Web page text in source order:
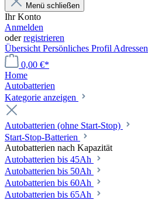
Menü schließen
Ihr Konto
Anmelden
oderregistrieren
Übersicht Persönliches Profil Adressen
0,00 €*
Home
Autobatterien
Kategorie anzeigen
Autobatterien (ohne Start-Stop)
Start-Stop-Batterien
Autobatterien nach Kapazität
Autobatterien bis 45Ah
Autobatterien bis 50Ah
Autobatterien bis 60Ah
Autobatterien bis 65Ah